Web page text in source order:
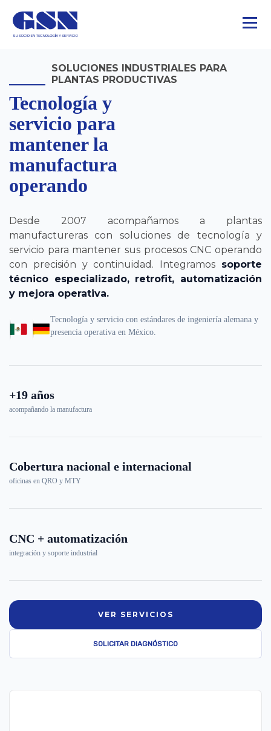
SOLUCIONES INDUSTRIALES PARA
PLANTAS PRODUCTIVAS
Tecnología y
servicio para
mantener la
manufactura
operando
Desde 2007 acompañamos a plantas
manufactureras con soluciones de tecnología y
servicio para mantener sus procesos CNC operando
con precisión y continuidad. Integramos soporte
técnico especializado, retrofit, automatización
y mejora operativa.
Tecnología y servicio con estándares de ingeniería alemana y
presencia operativa en México.
+19 años
acompañando la manufactura
Cobertura nacional e internacional
oficinas en QRO y MTY
CNC + automatización
integración y soporte industrial
VER SERVICIOS
SOLICITAR DIAGNÓSTICO